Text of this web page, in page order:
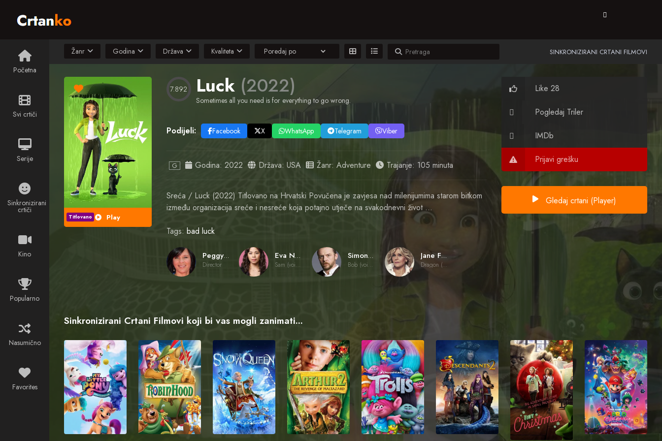
Početna
Svi crtiči
Serije
Sinkronizirani
crtiči
Kino
Popularno
Nasumično
Favorites
Žanr Godina Država Kvaliteta SINKRONIZIRANI CRTANI FILMOVI
Play
Titlovano
7.892 Luck (2022)
Sometimes all you need is for everything to go wrong.
Podijeli: Facebook X WhatsApp Telegram Viber
G Godina: 2022 Država: USA Žanr: Adventure Trajanje: 105 minuta
Sreća / Luck (2022) Titlovano na Hrvatski Povučena je zavjesa nad milenijumima starom bitkom
između organizacija sreće i nesreće koja potajno utječe na svakodnevni život …
Tags: bad luck
Peggy Holmes
Director
Eva Noblezada
Sam (voice)
Simon Pegg
Bob (voice)
Jane Fonda
Dragon (voice)
Like 28
Pogledaj Triler
IMDb
Prijavi grešku
Gledaj crtani (Player)
Sinkronizirani Crtani Filmovi koji bi vas mogli zanimati...